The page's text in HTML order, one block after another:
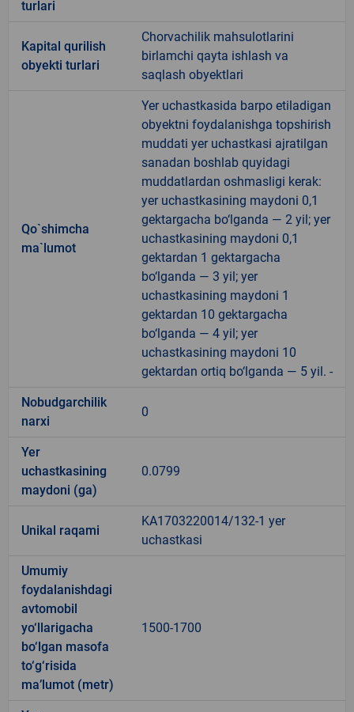
turlari
Kapital qurilish
obyekti turlari
Chorvachilik mahsulotlarini
birlamchi qayta ishlash va
saqlash obyektlari
Qo`shimcha
ma`lumot
Yer uchastkasida barpo etiladigan
obyektni foydalanishga topshirish
muddati yer uchastkasi ajratilgan
sanadan boshlab quyidagi
muddatlardan oshmasligi kerak:
yer uchastkasining maydoni 0,1
gektargacha bo‘lganda — 2 yil; yer
uchastkasining maydoni 0,1
gektardan 1 gektargacha
bo‘lganda — 3 yil; yer
uchastkasining maydoni 1
gektardan 10 gektargacha
bo‘lganda — 4 yil; yer
uchastkasining maydoni 10
gektardan ortiq bo‘lganda — 5 yil. -
Nobudgarchilik
narxi
0
Yer
uchastkasining
maydoni (ga)
0.0799
Unikal raqami
KA1703220014/132-1 yer
uchastkasi
Umumiy
foydalanishdagi
avtomobil
yo‘llarigacha
bo‘lgan masofa
to‘g‘risida
ma’lumot (metr)
1500-1700